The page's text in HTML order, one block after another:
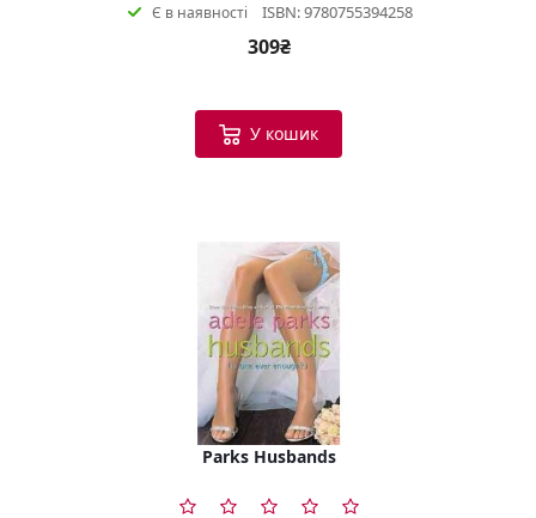
Є в наявності ISBN: 9780755394258
309₴
У кошик
Parks Husbands